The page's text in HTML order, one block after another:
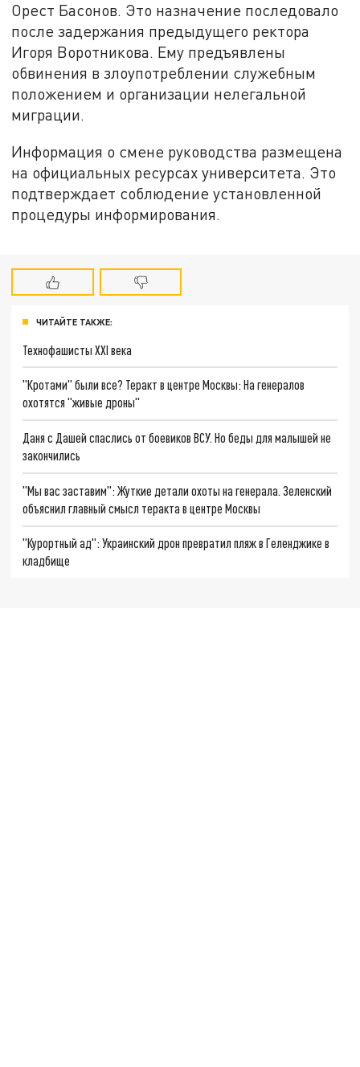
Орест Басонов. Это назначение последовало
после задержания предыдущего ректора
Игоря Воротникова. Ему предъявлены
обвинения в злоупотреблении служебным
положением и организации нелегальной
миграции.
Информация о смене руководства размещена
на официальных ресурсах университета. Это
подтверждает соблюдение установленной
процедуры информирования.
ЧИТАЙТЕ ТАКЖЕ:
Технофашисты XXI века
"Кротами" были все? Теракт в центре Москвы: На генералов
охотятся "живые дроны"
Даня с Дашей спаслись от боевиков ВСУ. Но беды для малышей не
закончились
"Мы вас заставим": Жуткие детали охоты на генерала. Зеленский
объяснил главный смысл теракта в центре Москвы
"Курортный ад": Украинский дрон превратил пляж в Геленджике в
кладбище